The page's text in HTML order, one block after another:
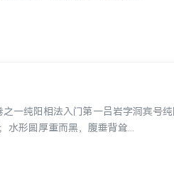
一纯阳相法入门第一吕岩字洞宾号
水形圆厚重而黑，腹垂背耸...